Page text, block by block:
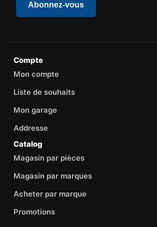
Abonnez-vous
Compte
Mon compte
Liste de souhaits
Mon garage
Addresse
Catalog
Magasin par pièces
Magasin par marques
Acheter par marque
Promotions